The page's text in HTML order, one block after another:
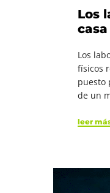
Los
casa
Los
físicos
puesto
de un
leer